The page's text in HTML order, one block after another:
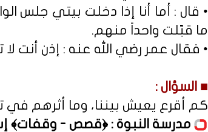
• قال : أما أنا إذا دخلت بيتي جلس
ما قبّلت واحداً منهم.
• فقال عمر رضي الله عنه : إذن أنت لا
■ السؤال :
كم أقرع يعيش بيننا، وما أثرهم في
مدرسة النبوة : ﴿قصص - وقفات﴾